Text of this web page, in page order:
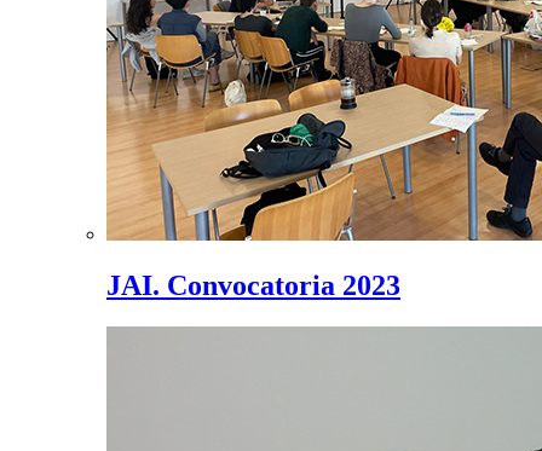
JAI. Convocatoria 2023